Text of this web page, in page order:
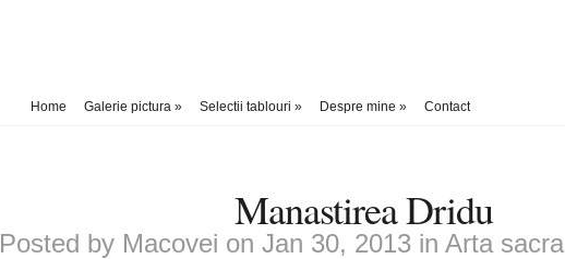
Home Galerie pictura » Selectii tablouri » Despre mine » Contact
Manastirea Dridu
Posted by Macovei on Jan 30, 2013 in Arta sacra